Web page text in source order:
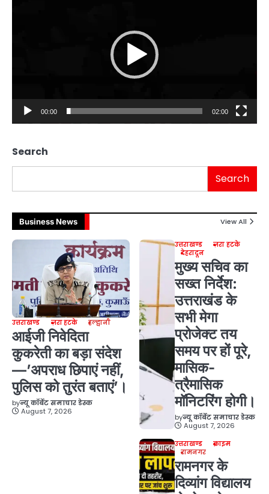
00:00 02:00
Search
Search
Business News View All
उत्तराखण्ड ज़रा हटके हल्द्वानी
आईजी निवेदिता
कुकरेती का बड़ा संदेश
—’अपराध छिपाएं नहीं,
पुलिस को तुरंत बताएं’।
byन्यू कॉर्बेट समाचार डेस्क
August 7, 2026
उत्तराखण्ड
ज़रा हटके
देहरादून
मुख्य सचिव का
सख्त निर्देश:
उत्तराखंड के
सभी मेगा
प्रोजेक्ट तय
समय पर हों पूरे,
मासिक-
त्रैमासिक
मॉनिटरिंग होगी।
byन्यू कॉर्बेट समाचार डेस्क
August 7, 2026
उत्तराखण्ड
क्राइम
रामनगर
रामनगर के
दिव्यांग विद्यालय